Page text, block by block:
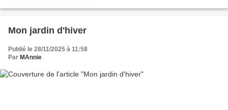
Mon jardin d'hiver
Publié le 28/11/2025 à 11:58
Par MAnnie